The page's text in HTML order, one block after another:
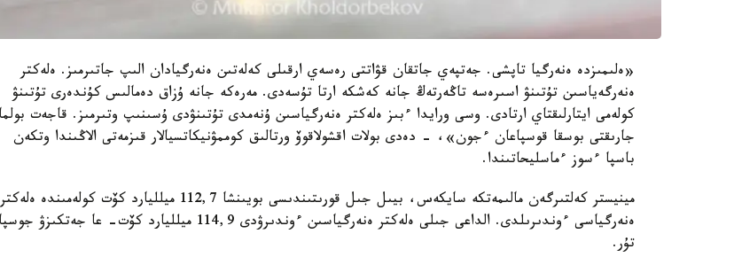
«ەلىمىزدە ەنەرگيا تاپشى. جەتپەي جاتقان قۋاتتى رەسەي ارقىلى كەلەتىن ەنەرگيادان الىپ جاتىرمىز. ەلەكتر
ەنەرگەياسىن تۇتىنۋ اسىرەسە تاڭەرتەڭ جانە كەشكە ارتا تۇسەدى. مەرەكە جانە ۇزاق دەمالىس كۇندەرى تۇتىنۋ
كولەمى ايتارلىقتاي ارتادى. وسى ورايدا ءبىز ەلەكتر ەنەرگياسىن ۇنەمدى تۇتىنۋدى ۇسىنىپ وتىرمىز. قاجەت
جارىقتى بوسقا قوسپاعان ءجون»، - دەدى بولات اقشولاقوۆ ورتالىق كوممۋنيكاتسيالار قىزمەتى الاڭىندا وتكەن
باسپا ءسوز ءماسليحاتىندا.
مينيستر كەلتىرگەن مالىمەتكە سايكەس، بيىل جىل قورىتىندىسى بويىنشا 112,7 ميلليارد كۆت كولەمىندە ەلەكتر
ەنەرگياسى ءوندىرىلدى. الداعى جىلى ەلەكتر ەنەرگياسىن ءوندىرۋدى 114,9 ميلليارد كۆت- عا
تۇر.